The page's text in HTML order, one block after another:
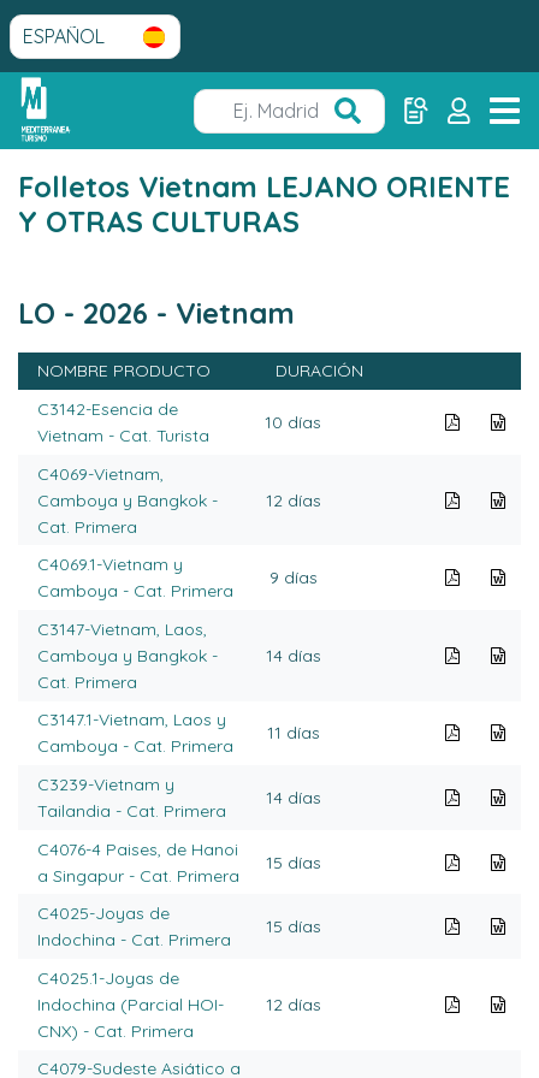
Folletos Vietnam LEJANO ORIENTE
Y OTRAS CULTURAS
LO - 2026 - Vietnam
NOMBRE PRODUCTO
DURACIÓN
C3142-Esencia de
Vietnam - Cat. Turista
10 días
C4069-Vietnam,
Camboya y Bangkok -
Cat. Primera
12 días
C4069.1-Vietnam y
Camboya - Cat. Primera
9 días
C3147-Vietnam, Laos,
Camboya y Bangkok -
Cat. Primera
14 días
C3147.1-Vietnam, Laos y
Camboya - Cat. Primera
11 días
C3239-Vietnam y
Tailandia - Cat. Primera
14 días
C4076-4 Paises, de Hanoi
a Singapur - Cat. Primera
15 días
C4025-Joyas de
Indochina - Cat. Primera
15 días
C4025.1-Joyas de
Indochina (Parcial HOI-
CNX) - Cat. Primera
12 días
C4079-Sudeste Asiático a